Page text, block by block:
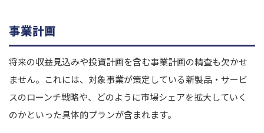
事業計画
将来の収益見込みや投資計画を含む事業計画の精査も欠かせ
ません。これには、対象事業が策定している新製品・サービ
スのローンチ戦略や、どのように市場シェアを拡大していく
のかといった具体的プランが含まれます。